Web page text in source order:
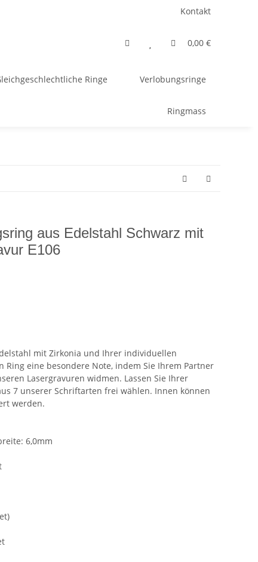
Kontakt
0,00 €
Ringe Verlobungsringe
Ringmass
aus Edelstahl Schwarz mit
E106
mit Zirkonia und Ihrer individuellen
Ring eine besondere Note, indem Sie Ihrem Partner
Lasergravuren widmen. Lassen Sie Ihrer
7 unserer Schriftarten frei wählen. Innen können
werden.
6,0mm